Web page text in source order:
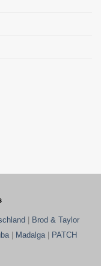
Brod & Taylor
| Madalga|
PATCH